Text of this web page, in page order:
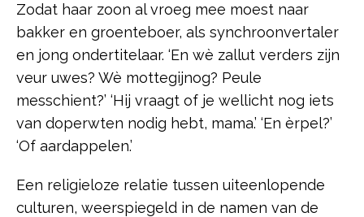
Zodat haar zoon al vroeg mee moest naar
bakker en groenteboer, als synchroonvertaler
en jong ondertitelaar. ‘En wè zallut verders zijn
veur uwes? Wè mottegijnog? Peule
messchient?’ ‘Hij vraagt of je wellicht nog iets
van doperwten nodig hebt, mama.’ ‘En èrpel?’
‘Of aardappelen.’
Een religieloze relatie tussen uiteenlopende
culturen, weerspiegeld in de namen van de